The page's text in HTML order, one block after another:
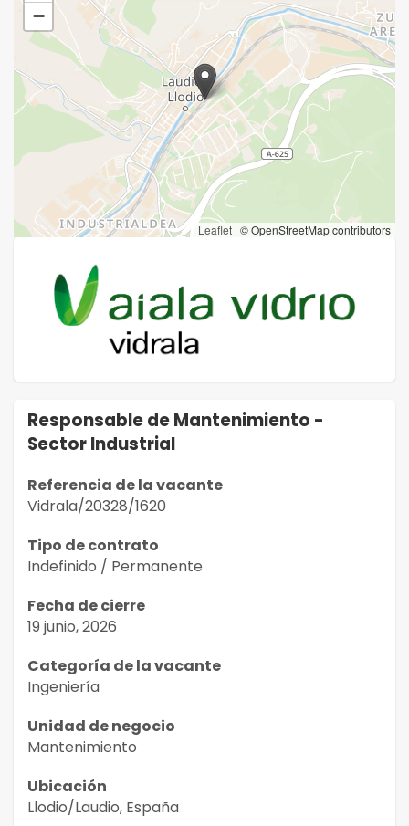
−
Leaflet | © OpenStreetMap contributors
Responsable de Mantenimiento -
Sector Industrial
Referencia de la vacante
Vidrala/20328/1620
Tipo de contrato
Indefinido / Permanente
Fecha de cierre
19 junio, 2026
Categoría de la vacante
Ingeniería
Unidad de negocio
Mantenimiento
Ubicación
Llodio/Laudio, España